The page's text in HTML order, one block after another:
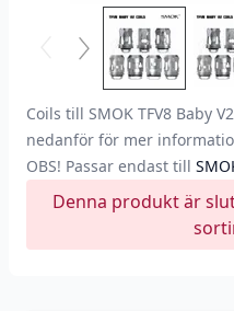
Coils till SMOK TFV8 Baby
nedanför för mer
OBS! Passar endast till
Denna produkt är